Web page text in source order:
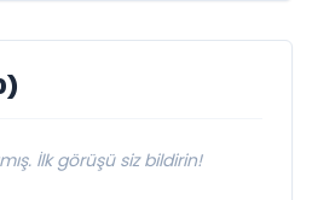
İlk görüşü siz bildirin!